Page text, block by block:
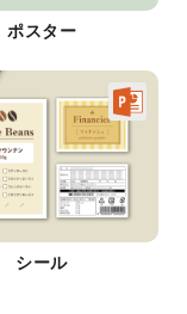
ポスター
シール